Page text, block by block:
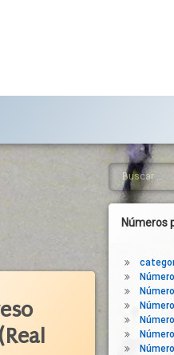
Barra
lateral
derecha
Buscar:
Números